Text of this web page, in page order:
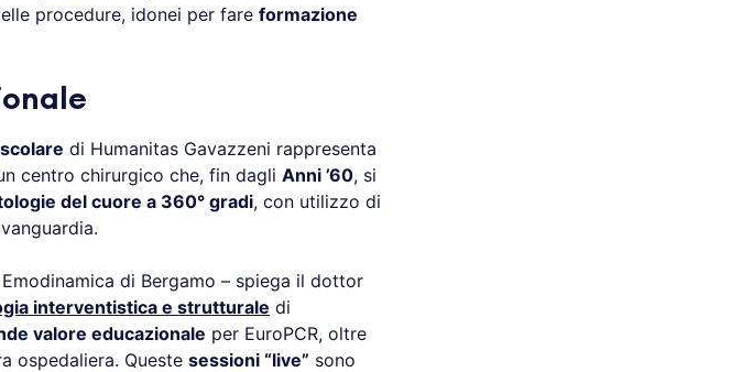
procedure, idonei per fare formazione
di Humanitas Gavazzeni rappresenta
centro chirurgico che, fin dagli Anni ’60, si
del cuore a 360° gradi, con utilizzo di
di Bergamo – spiega il dottor
interventistica e strutturale di
valore educazionale per EuroPCR, oltre
ospedaliera. Queste sessioni “live” sono